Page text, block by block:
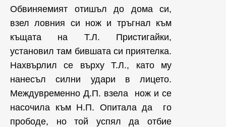
Обвиняемият отишъл до дома си,
взел ловния си нож и тръгнал към
къщата на Т.Л. Пристигайки,
установил там бившата си приятелка.
Нахвърлил се върху Т.Л., като му
нанесъл силни удари в лицето.
Междувременно Д.П. взела нож и се
насочила към Н.П. Опитала да го
прободе, но той успял да отбие